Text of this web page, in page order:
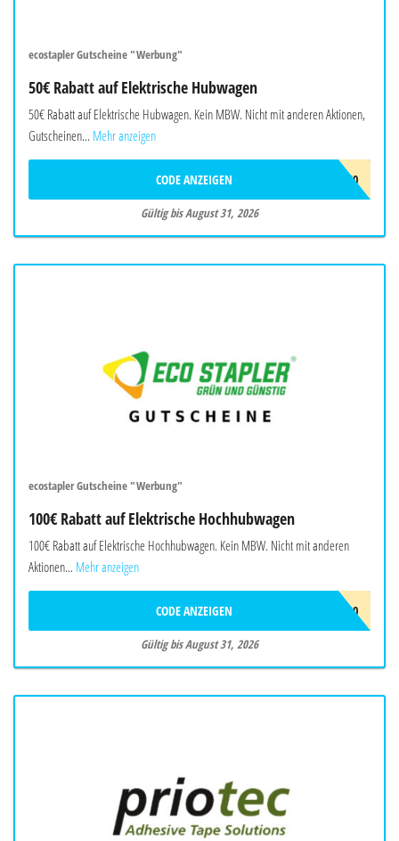
ecostapler Gutscheine "Werbung"
50€ Rabatt auf Elektrische Hubwagen
50€ Rabatt auf Elektrische Hubwagen. Kein MBW. Nicht mit anderen Aktionen,
Gutscheinen... Mehr anzeigen
EHUB50
CODE ANZEIGEN
Gültig bis August 31, 2026
ecostapler Gutscheine "Werbung"
100€ Rabatt auf Elektrische Hochhubwagen
100€ Rabatt auf Elektrische Hochhubwagen. Kein MBW. Nicht mit anderen
Aktionen... Mehr anzeigen
EHOCH100
CODE ANZEIGEN
Gültig bis August 31, 2026